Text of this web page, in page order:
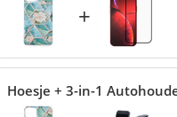
+
Hoesje + 3-in-1